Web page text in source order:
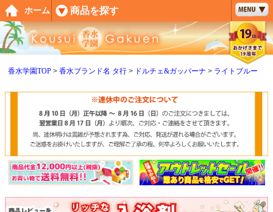
香水学園TOP 香水ブランド名 タ行 ドルチェ&ガッバーナ ライトブルー
ペー
ジト
ップ
へ
ホーム 商品を探す